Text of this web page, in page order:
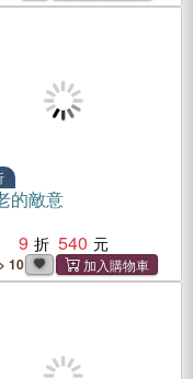
的敵意
9
540
10